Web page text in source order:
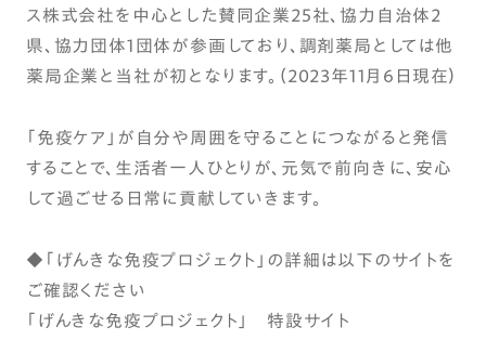
ス株式会社を中心とした賛同企業25社、協力自治体2
県、協力団体1団体が参画しており、調剤薬局としては他
薬局企業と当社が初となります。（2023年11月6日現在）
「免疫ケア」が自分や周囲を守ることにつながると発信
することで、生活者一人ひとりが、元気で前向きに、安心
して過ごせる日常に貢献していきます。
◆「げんきな免疫プロジェクト」の詳細は以下のサイトを
ご確認ください
「げんきな免疫プロジェクト」 特設サイト